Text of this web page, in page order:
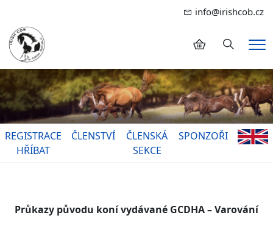
info@irishcob.cz
Hledání
REGISTRACE
HŘÍBAT
ČLENSTVÍ
ČLENSKÁ
SEKCE
SPONZOŘI
Průkazy původu koní vydávané GCDHA – Varování